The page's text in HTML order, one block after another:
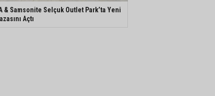
& Samsonite Selçuk Outlet Park’ta Yeni
Açtı